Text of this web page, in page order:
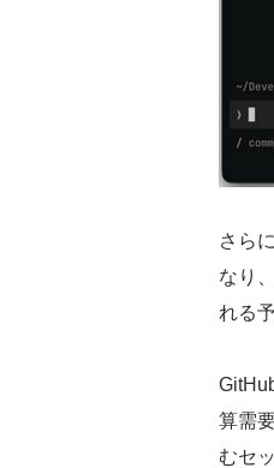
さら
なり
れる
算需
むセ